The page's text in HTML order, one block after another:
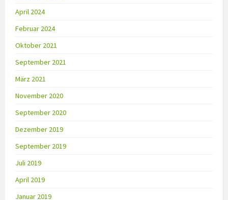
April 2024
Februar 2024
Oktober 2021
September 2021
März 2021
November 2020
September 2020
Dezember 2019
September 2019
Juli 2019
April 2019
Januar 2019